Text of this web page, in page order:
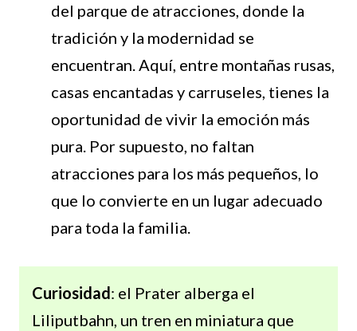
del parque de atracciones, donde la
tradición y la modernidad se
encuentran. Aquí, entre montañas rusas,
casas encantadas y carruseles, tienes la
oportunidad de vivir la emoción más
pura. Por supuesto, no faltan
atracciones para los más pequeños, lo
que lo convierte en un lugar adecuado
para toda la familia.
Curiosidad: el Prater alberga el
Liliputbahn, un tren en miniatura que